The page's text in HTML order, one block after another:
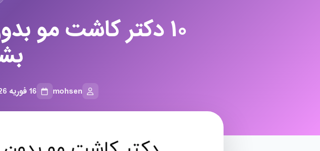
۱۰ دکتر کاشت مو
mohsen 16 فوریه 2026